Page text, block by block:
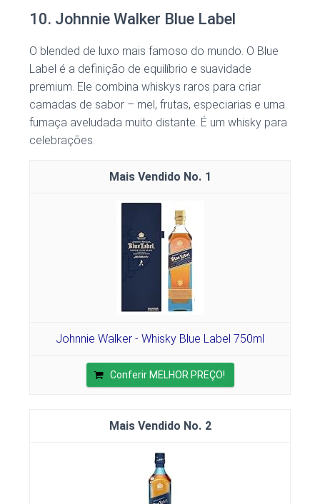
10. Johnnie Walker Blue Label
O blended de luxo mais famoso do mundo. O Blue
Label é a definição de equilíbrio e suavidade
premium. Ele combina whiskys raros para criar
camadas de sabor – mel, frutas, especiarias e uma
fumaça aveludada muito distante. É um whisky para
celebrações.
1
Johnnie Walker - Whisky Blue Label 750ml
Conferir MELHOR PREÇO!
2